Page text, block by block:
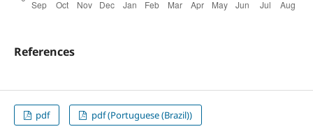
References
pdf pdf (Portuguese (Brazil))